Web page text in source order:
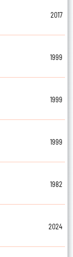
2017
1999
1999
1999
1982
2024